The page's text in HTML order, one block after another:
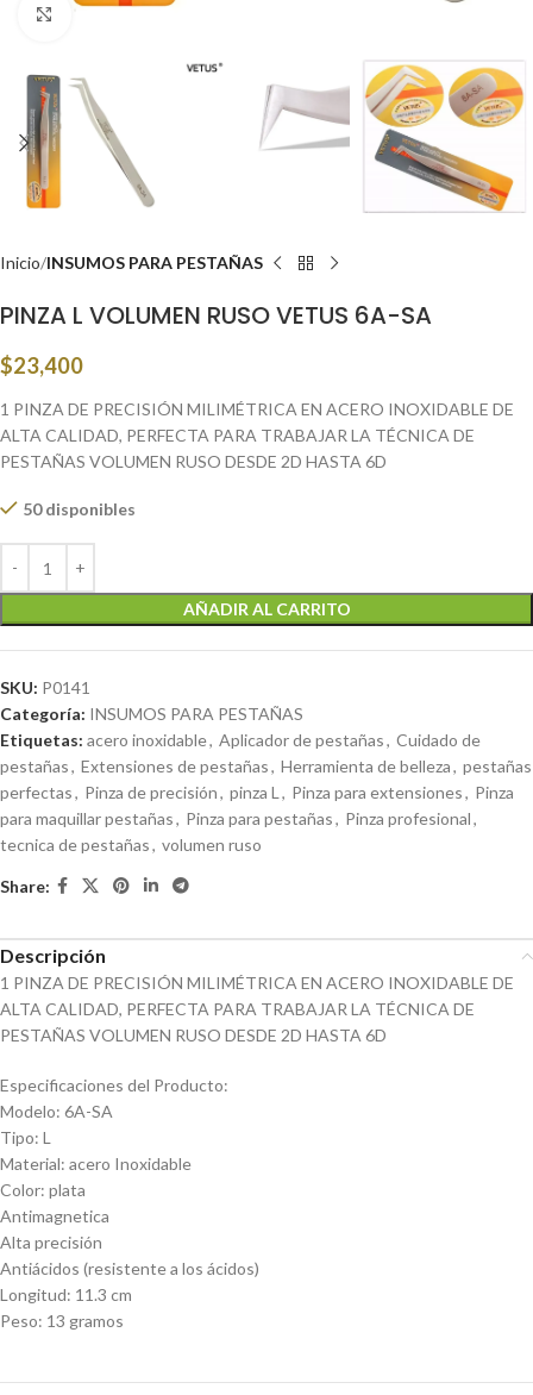
Inicio INSUMOS PARA PESTAÑAS
PINZA L VOLUMEN RUSO VETUS 6A-SA
$23,400
1 PINZA DE PRECISIÓN MILIMÉTRICA EN ACERO INOXIDABLE DE
ALTA CALIDAD, PERFECTA PARA TRABAJAR LA TÉCNICA DE
PESTAÑAS VOLUMEN RUSO DESDE 2D HASTA 6D
50 disponibles
AÑADIR AL CARRITO
SKU: P0141
Categoría: INSUMOS PARA PESTAÑAS
Etiquetas: acero inoxidable, Aplicador de pestañas, Cuidado de
pestañas, Extensiones de pestañas, Herramienta de belleza, pestañas
perfectas, Pinza de precisión, pinza L , Pinza para extensiones, Pinza
para maquillar pestañas, Pinza para pestañas, Pinza profesional,
tecnica de pestañas, volumen ruso
Share:
Descripción
1 PINZA DE PRECISIÓN MILIMÉTRICA EN ACERO INOXIDABLE DE
ALTA CALIDAD, PERFECTA PARA TRABAJAR LA TÉCNICA DE
PESTAÑAS VOLUMEN RUSO DESDE 2D HASTA 6D
Especificaciones del Producto:
Modelo: 6A-SA
Tipo: L
Material: acero Inoxidable
Color: plata
Antimagnetica
Alta precisión
Antiácidos (resistente a los ácidos)
Longitud: 11.3 cm
Peso: 13 gramos